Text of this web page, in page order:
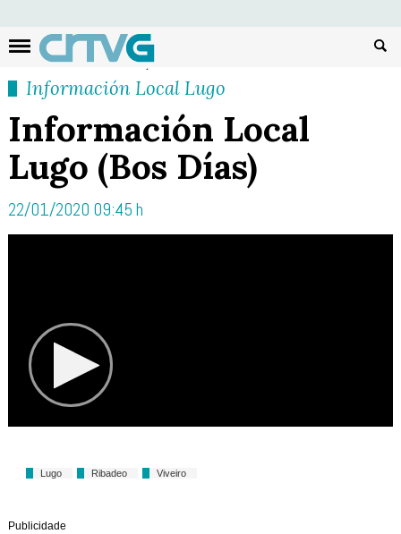
Información Local Lugo
Información Local
Lugo (Bos Días)
22/01/2020 09:45 h
Lugo Ribadeo Viveiro
Publicidade